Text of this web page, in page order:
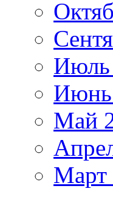
Июль
Июнь
Май
Март